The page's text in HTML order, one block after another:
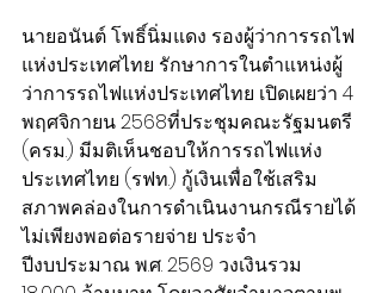
​นายอนันต์ โพธิ์นิ่มแดง รองผู้ว่าการรถไฟ
แห่งประเทศไทย รักษาการในตำแหน่งผู้
ว่าการรถไฟแห่งประเทศไทย เปิดเผยว่า 4
พฤศจิกายน 2568ที่ประชุมคณะรัฐมนตรี
(ครม.) มีมติเห็นชอบให้การรถไฟแห่ง
ประเทศไทย (รฟท.) กู้เงินเพื่อใช้เสริม
สภาพคล่องในการดำเนินงานกรณีรายได้
ไม่เพียงพอต่อรายจ่าย ประจำ
ปีงบประมาณ พ.ศ. 2569 วงเงินรวม